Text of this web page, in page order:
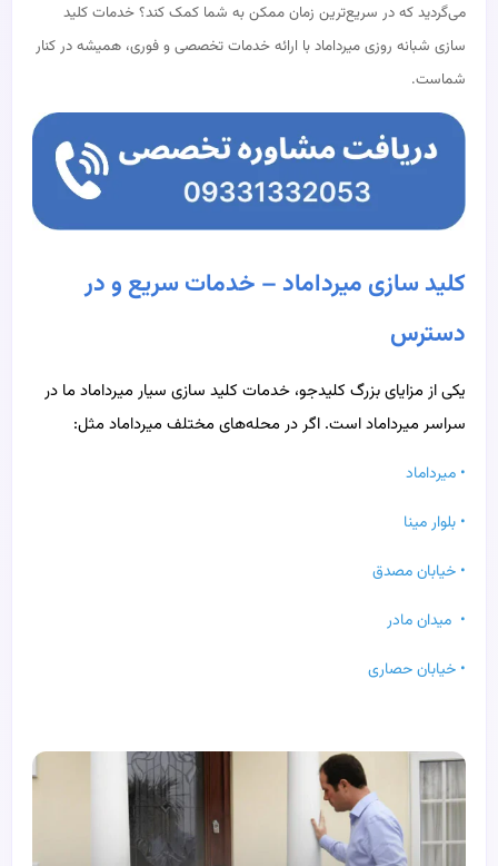
می‌گردید که در سریع‌ترین زمان ممکن به شما کمک کند؟ خدمات کلید
سازی شبانه‌ روزی میرداماد با ارائه خدمات تخصصی و فوری، همیشه در کنار
شماست.
کلید سازی میرداماد – خدمات سریع و در
دسترس
یکی از مزایای بزرگ کلیدجو، خدمات کلید سازی سیار میرداماد ما در
سراسر میرداماد است. اگر در محله‌های مختلف میرداماد مثل:
• میرداماد
• بلوار مینا
• خیابان مصدق
• میدان مادر
• خیابان حصاری